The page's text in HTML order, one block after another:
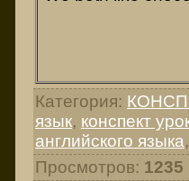
Категория:
язык, конспект
английского языка
Просмотров: 1235